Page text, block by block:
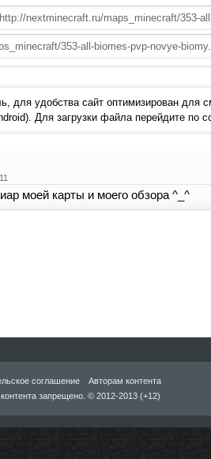
для удобства сайт оптимизирован для
Для загрузки файла перейдите по
моей карты и моего обзора ^_^
соглашение
Авторам контента
запрещено. © 2012-2013 (+12)